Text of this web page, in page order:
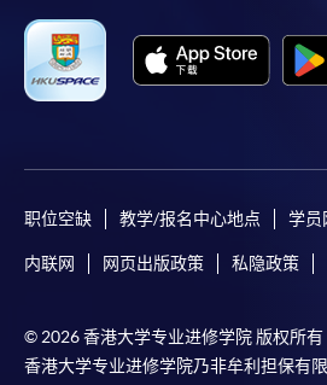
职位空缺 教学/报名中心地点 学员
内联网 网页出版政策 私隐政策
© 2026 香港大学专业进修学院 版权所有
香港大学专业进修学院乃非牟利担保有